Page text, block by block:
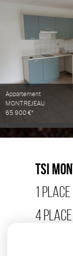
Appartement
MONTREJEAU
65 900 €*
TSI
1
4